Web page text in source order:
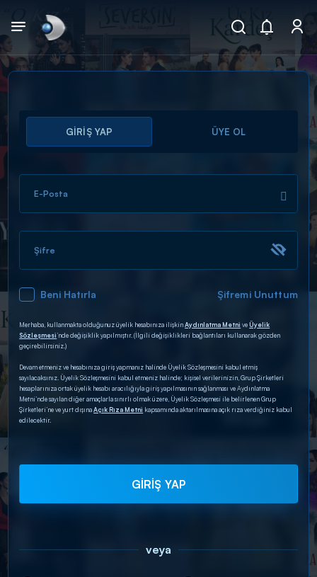
Arama
ARAMA SONUÇLARI
DİĞER SONUÇLAR
GİRİŞ YAP ÜYE OL
E-Posta
Şifre
Beni Hatırla Şifremi Unuttum
Merhaba, kullanmakta olduğunuz üyelik hesabınıza ilişkinAydınlatma Metni veÜyelik
Sözleşmesi’nde değişiklik yapılmıştır. (İlgili değişiklikleri bağlantıları kullanarak gözden
geçirebilirsiniz.)
Devam etmeniz ve hesabınıza giriş yapmanız halinde Üyelik Sözleşmesini kabul etmiş
sayılacaksınız. Üyelik Sözleşmesini kabul etmeniz halinde; kişisel verilerinizin, Grup Şirketleri
hesaplarınıza ortak üyelik hesabı aracılığıyla giriş yapılmasının sağlanması ve Aydınlatma
Metni’nde sayılan diğer amaçlarla sınırlı olmak üzere, Üyelik Sözleşmesi ile belirlenen Grup
Şirketleri’ne ve yurt dışınaAçık Rıza Metni kapsamında aktarılmasına açık rıza verdiğiniz kabul
edilecektir.
GİRİŞ YAP
veya